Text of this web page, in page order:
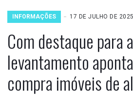
INFORMAÇÕES 17 DE JULHO DE 2025
Com destaque para
levantamento
compra imóveis de